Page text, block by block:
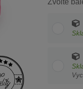
Zvolte